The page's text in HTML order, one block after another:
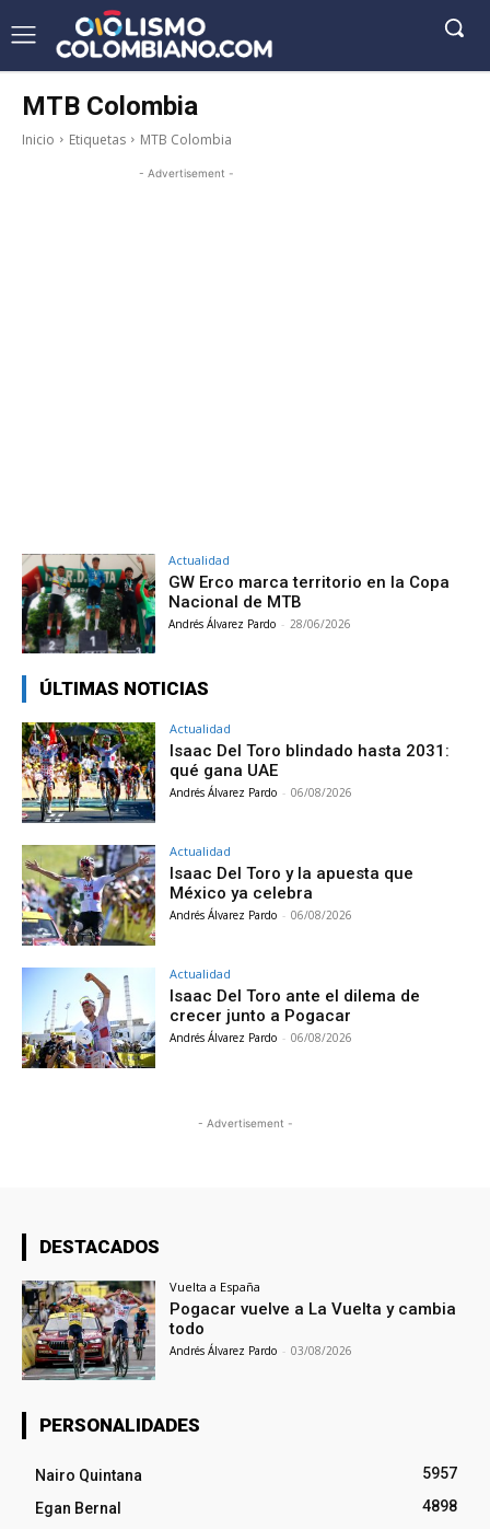
MTB Colombia
Inicio Etiquetas MTB Colombia
- Advertisement -
Actualidad
GW Erco marca territorio en la Copa
Nacional de MTB
Andrés Álvarez Pardo - 28/06/2026
ÚLTIMAS NOTICIAS
Actualidad
Isaac Del Toro blindado hasta 2031:
qué gana UAE
Andrés Álvarez Pardo - 06/08/2026
Actualidad
Isaac Del Toro y la apuesta que
México ya celebra
Andrés Álvarez Pardo - 06/08/2026
Actualidad
Isaac Del Toro ante el dilema de
crecer junto a Pogacar
Andrés Álvarez Pardo - 06/08/2026
- Advertisement -
DESTACADOS
Vuelta a España
Pogacar vuelve a La Vuelta y cambia
todo
Andrés Álvarez Pardo - 03/08/2026
PERSONALIDADES
Nairo Quintana
5957
Egan Bernal
4898